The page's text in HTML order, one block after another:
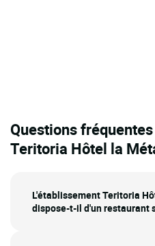
Questions
Teritoria Hôtel la
L'établissement Teritoria
dispose-t-il d'un restaurant